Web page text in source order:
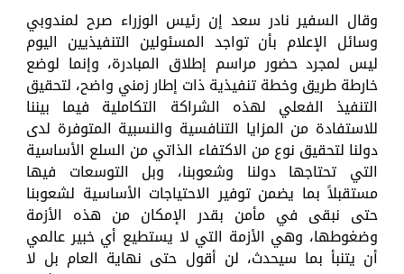
وقال السفير نادر سعد إن رئيس الوزراء صرح لمندوبي
وسائل الإعلام بأن تواجد المسئولين التنفيذيين اليوم
ليس لمجرد حضور مراسم إطلاق المبادرة، وإنما لوضع
خارطة طريق وخطة تنفيذية ذات إطار زمني واضح، لتحقيق
التنفيذ الفعلي لهذه الشراكة التكاملية فيما بيننا
للاستفادة من المزايا التنافسية والنسبية المتوفرة لدى
دولنا لتحقيق نوع من الاكتفاء الذاتي من السلع الأساسية
التي تحتاجها دولنا وشعوبنا، وبل التوسعات فيها
مستقبلاً بما يضمن توفير الاحتياجات الأساسية لشعوبنا
حتى نبقى في مأمن بقدر الإمكان من هذه الأزمة
وضغوطها، وهي الأزمة التي لا يستطيع أي خبير عالمي
أن يتنبأ بما سيحدث، لن أقول حتى نهاية العام بل لا